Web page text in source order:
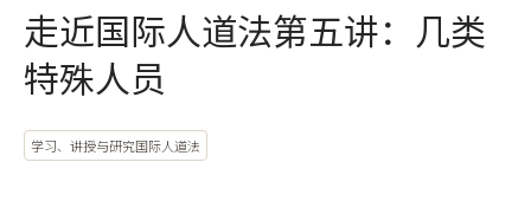
走近国际人道法第五讲：几类
特殊人员
学习、讲授与研究国际人道法